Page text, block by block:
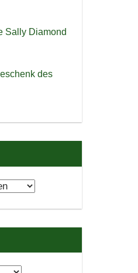
Sally Diamond
des